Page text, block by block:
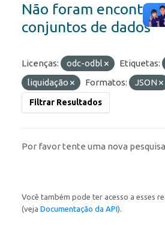
Não foram
conjuntos de dados
Licenças: odc-odbl Etiquetas:
liquidação
Formatos: JSON
Filtrar Resultados
Por favor tente uma nova
Você também pode ter acesso a esses
(veja Documentação da API).